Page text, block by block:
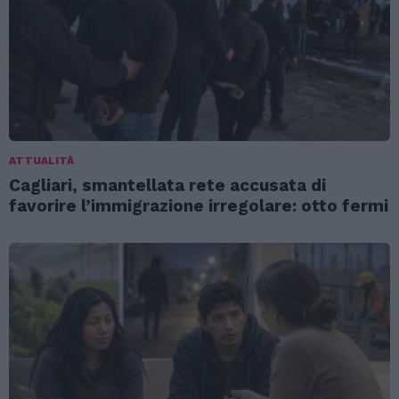
ATTUALITÀ
Cagliari, smantellata rete accusata di
favorire l’immigrazione irregolare: otto fermi